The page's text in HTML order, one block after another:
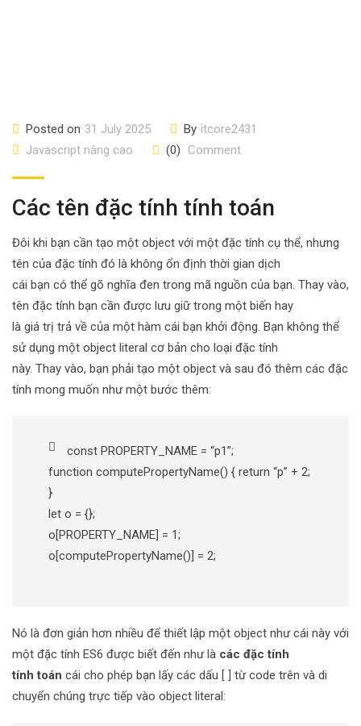
Posted on 31 July 2025 By itcore2431
Javascript nâng cao
(0) Comment
Các tên đặc tính tính toán
Đôi khi bạn cần tạo một object với một đặc tính cụ thể, nhưng
tên của đặc tính đó là không ổn định thời gian dịch
cái bạn có thể gõ nghĩa đen trong mã nguồn của bạn. Thay vào,
tên đặc tính bạn cần được lưu giữ trong một biến hay
là giá trị trả về của một hàm cái bạn khởi động. Bạn không thể
sử dụng một object literal cơ bản cho loại đặc tính
này. Thay vào, bạn phải tạo một object và sau đó thêm các đặc
tính mong muốn như một bước thêm:
const PROPERTY_NAME = “p1”;
function computePropertyName() { return “p” + 2;
}
let o = {};
o[PROPERTY_NAME] = 1;
o[computePropertyName()] = 2;
Nó là đơn giản hơn nhiều để thiết lập một object như cái này với
một đặc tính ES6 được biết đến như là các đặc tính
tính toán cái cho phép bạn lấy các dấu [ ] từ code trên và di
chuyển chúng trực tiếp vào object literal: